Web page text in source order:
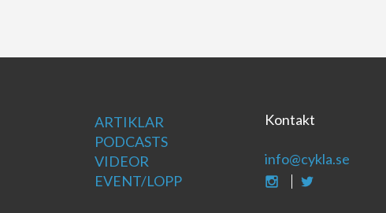
ARTIKLAR
PODCASTS
VIDEOR
EVENT/LOPP
Kontakt
info@cykla.se